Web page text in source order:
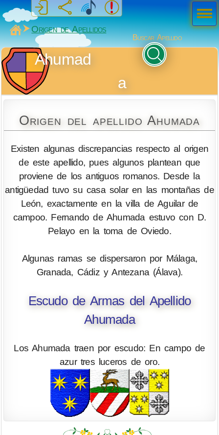
MiSabueso
Origen de Apellidos
Buscar Apellido
Ahumad
a
Origen del apellido Ahumada
Existen algunas discrepancias respecto al origen
de este apellido, pues algunos plantean que
proviene de los antiguos romanos. Desde la
antigüedad tuvo su casa solar en las montañas de
León, exactamente en la villa de Aguilar de
campoo. Fernando de Ahumada estuvo con D.
Pelayo en la toma de Oviedo.
Algunas ramas se dispersaron por Málaga,
Granada, Cádiz y Antezana (Álava).
Escudo de Armas del Apellido
Ahumada
Los Ahumada traen por escudo: En campo de
azur tres luceros de oro.
Men
ú